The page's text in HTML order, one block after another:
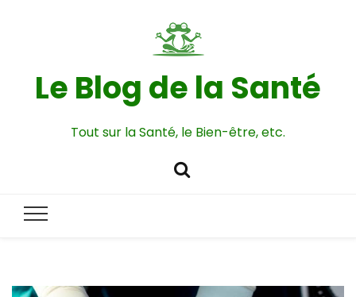
Le Blog de la Santé
Tout sur la Santé, le Bien-être, etc.